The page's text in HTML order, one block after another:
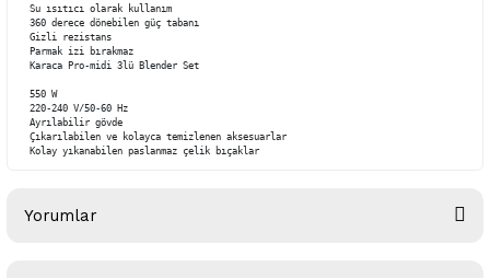
Su ısıtıcı olarak kullanım
360 derece dönebilen güç tabanı
Gizli rezistans
Parmak izi bırakmaz
Karaca Pro-midi 3lü Blender Set
550 W
220-240 V/50-60 Hz
Ayrılabilir gövde
Çıkarılabilen ve kolayca temizlenen aksesuarlar
Kolay yıkanabilen paslanmaz çelik bıçaklar
Yorumlar